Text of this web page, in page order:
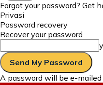
Forgot your password? Get
Privasi
Password recovery
Recover your password
A password will be e-mailed